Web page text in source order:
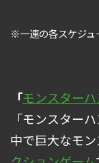
※一連の各スケジュ
「モンスター
「モンスター
中で巨大なモ